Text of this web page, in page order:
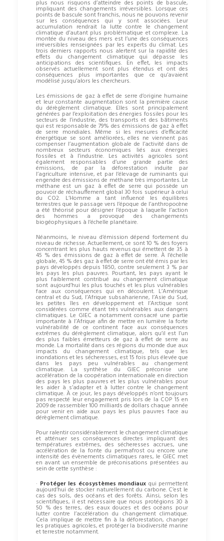
plus nous risquons d’atteindre des points de bascule,
impliquant des changements irréversibles. Lorsque ces
points de bascule sont franchis, nous ne pouvons revenir
sur les conséquences qui y sont associées. Leur
accumulation rendrait la lutte contre le changement
climatique d’autant plus problématique et complexe. La
montée du niveau des mers est l’une des conséquences
irréversibles renseignées par les experts du climat. Les
trois derniers rapports nous alertent sur la rapidité des
effets du changement climatique qui dépasse les
anticipations des scientifiques. En effet, les impacts
observés actuellement sont plus étendus et ont des
conséquences plus importantes que ce qu’avaient
modélisé jusqu’alors les chercheurs.
Les émissions de gaz à effet de serre d’origine humaine
et leur constante augmentation sont la première cause
du dérèglement climatique. Elles sont principalement
générées par l’exploitation des énergies fossiles pour les
secteurs de l’industrie, des transports et des bâtiments
qui est responsable de 79% des émissions de gaz à effet
de serre mondiales. Même si les mesures d’efficacité
énergétique se sont améliorées, elles ne viennent pas
compenser l’augmentation globale de l’activité dans de
nombreux secteurs économiques liés aux énergies
fossiles et à l’industrie. Les activités agricoles sont
également responsables d’une grande partie des
émissions, de par la déforestation induite par
l’agriculture intensive, et par l’élevage de ruminants qui
engendre des émissions de méthane très importantes. Le
méthane est un gaz à effet de serre qui possède un
pouvoir de réchauffement global 30 fois supérieur à celui
du CO2. L’Homme a tant influencé les équilibres
terrestres que le passage vers l’époque de l’anthropocène
a été théorisé pour désigner l’époque à laquelle l’action
des hommes a provoqué des changements
biogéophysiques à l’échelle planétaire.
Néanmoins, le niveau d’émission dépend fortement du
niveau de richesse. Actuellement, ce sont 10 % des foyers
concentrant les plus hauts revenus qui émettent de 35 à
45 % des émissions de gaz à effet de serre. À l’échelle
globale, 45 % des gaz à effet de serre ont été émis par les
pays développés depuis 1850, contre seulement 3 % par
les pays les plus pauvres. Pourtant, les pays ayant le
plus faiblement contribué au changement climatique
sont aujourd’hui les plus touchés et les plus vulnérables
face aux conséquences qui en découlent. L’Amérique
central et du Sud, l’Afrique subsaharienne, l’Asie du Sud,
les petites îles en développement et l’Arctique sont
considérées comme étant très vulnérables aux dangers
climatiques. Le GIEC a notamment consacré une partie
importante à l’Afrique afin de mettre en lumière la forte
vulnérabilité de ce continent face aux conséquences
extrêmes du dérèglement climatique, alors qu’il est l’un
des plus faibles émetteurs de gaz à effet de serre au
monde. La mortalité dans ces régions du monde due aux
impacts du changement climatique, tels que les
inondations et les sécheresses, est 15 fois plus élevée que
dans les pays peu vulnérables au changement
climatique. La synthèse du GIEC préconise une
accélération de la coopération internationale en direction
des pays les plus pauvres et les plus vulnérables pour
les aider à s’adapter et à lutter contre le changement
climatique. À ce jour, les pays développés n’ont toujours
pas respecté leur engagement pris lors de la COP 15 en
2009 de rassembler 100 milliards de dollars chaque année
pour venir en aide aux pays les plus pauvres face au
dérèglement climatique.
Pour ralentir considérablement le changement climatique
et atténuer ses conséquences directes impliquant des
températures extrêmes, des sécheresses accrues, une
accélération de la fonte du permafrost ou encore une
intensité des évènements climatiques rares, le GIEC met
en avant un ensemble de préconisations présentées au
sein de cette synthèse :
· Protéger les écosystèmes mondiaux qui permettent
aujourd’hui de stocker naturellement du carbone. C’est le
cas des sols, des océans et des forêts. Ainsi, selon les
scientifiques, il est nécessaire que nous protégions 30 à
50 % des terres, des eaux douces et des océans pour
lutter contre l’accélération du changement climatique.
Cela implique de mettre fin à la déforestation, changer
les pratiques agricoles, et protéger la biodiversité marine
et terrestre notamment.